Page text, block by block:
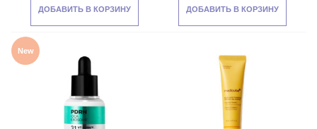
ДОБАВИТЬ В КОРЗИНУ ДОБАВИТЬ В КОРЗИНУ
New